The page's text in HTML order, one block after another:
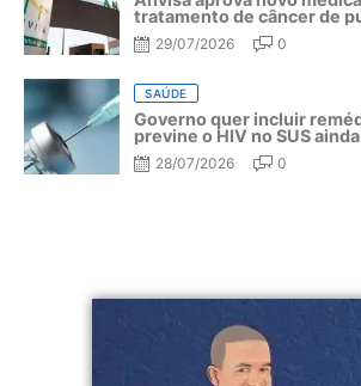
tratamento de câncer de
29/07/2026 0
SAÚDE
Governo quer incluir
previne o HIV no SUS
28/07/2026 0